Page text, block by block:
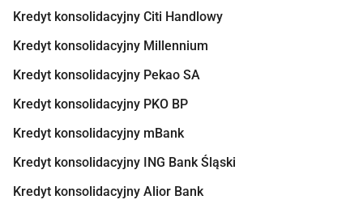
Kredyt konsolidacyjny Citi Handlowy
Kredyt konsolidacyjny Millennium
Kredyt konsolidacyjny Pekao SA
Kredyt konsolidacyjny PKO BP
Kredyt konsolidacyjny mBank
Kredyt konsolidacyjny ING Bank Śląski
Kredyt konsolidacyjny Alior Bank